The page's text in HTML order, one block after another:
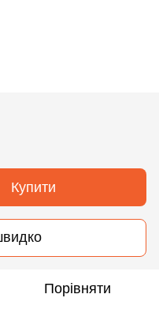
Купити
Порівняти